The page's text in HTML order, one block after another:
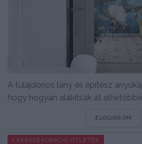
A tulajdonos lány és építész
hogy hogyan alakítsák át
ELOLVASOM
LAKÁSDEKORÁCIÓ ÖTLETEK